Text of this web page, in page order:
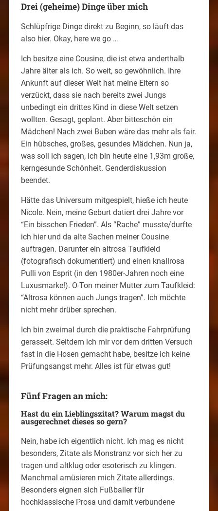
Drei (geheime) Dinge über mich
Schlüpfrige Dinge direkt zu Beginn, so läuft das
also hier. Okay, here we go …
Ich besitze eine Cousine, die ist etwa anderthalb
Jahre älter als ich. So weit, so gewöhnlich. Ihre
Ankunft auf dieser Welt hat meine Eltern so
verzückt, dass sie nach bereits zwei Jungs
unbedingt ein drittes Kind in diese Welt setzen
wollten. Gesagt, geplant. Aber bitteschön ein
Mädchen! Nach zwei Buben wäre das mehr als fair.
Ein hübsches, großes, gesundes Mädchen. Nun ja,
was soll ich sagen, ich bin heute eine 1,93m große,
kerngesunde Schönheit. Genderdiskussion
beendet.
Hätte das Universum mitgespielt, hieße ich heute
Nicole. Nein, meine Geburt datiert drei Jahre vor
“Ein bisschen Frieden”. Als “Rache” musste/durfte
ich hier und da alte Sachen meiner Cousine
auftragen. Darunter ein altrosa Taufkleid
(fotografisch dokumentiert) und einen knallrosa
Pulli von Esprit (in den 1980er-Jahren noch eine
Luxusmarke!). O-Ton meiner Mutter zum Taufkleid:
“Altrosa können auch Jungs tragen”. Ich möchte
nicht mehr drüber sprechen.
Ich bin zweimal durch die praktische Fahrprüfung
gerasselt. Seitdem ich mir vor dem dritten Versuch
fast in die Hosen gemacht habe, besitze ich keine
Prüfungsangst mehr. Alles ist für etwas gut!
Fünf Fragen an mich:
Hast du ein Lieblingszitat? Warum magst du
ausgerechnet dieses so gern?
Nein, habe ich eigentlich nicht. Ich mag es nicht
besonders, Zitate als Monstranz vor sich her zu
tragen und altklug oder esoterisch zu klingen.
Manchmal amüsieren mich Zitate allerdings.
Besonders eignen sich Fußballer für
hochklassische Prosa und damit verbundene